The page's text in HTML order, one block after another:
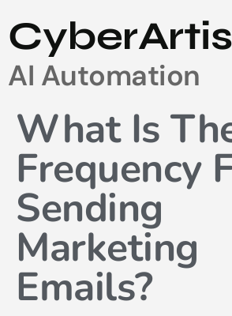
AI Automation
What Is
Frequency
Sending
Marketing
Emails?